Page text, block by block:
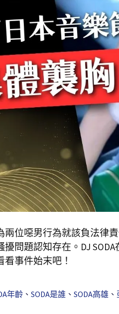
位噁男行為就該負法律
問題認知存在。DJ
事件始末吧！
年齡、 SODA是誰、 SODA高雄、